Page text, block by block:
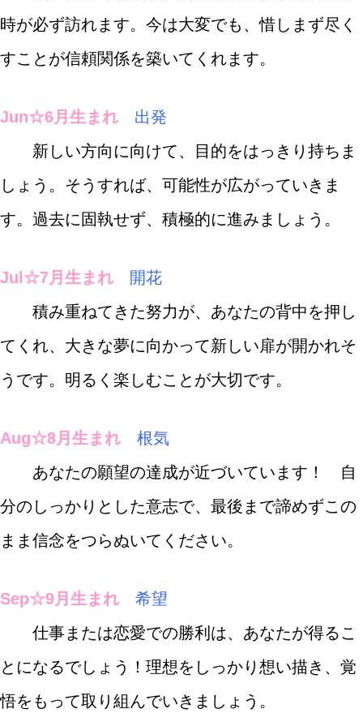
時が必ず訪れます。今は大変でも、惜しまず尽く
すことが信頼関係を築いてくれます。
Jun☆6月生まれ
出発
新しい方向に向けて、目的をはっきり持ちま
しょう。そうすれば、可能性が広がっていきま
す。過去に固執せず、積極的に進みましょう。
Jul☆7月生まれ
開花
積み重ねてきた努力が、あなたの背中を押し
てくれ、大きな夢に向かって新しい扉が開かれそ
うです。明るく楽しむことが大切です。
Aug☆8月生まれ
根気
あなたの願望の達成が近づいています！ 自
分のしっかりとした意志で、最後まで諦めずこの
まま信念をつらぬいてください。
Sep☆9月生まれ
希望
仕事または恋愛での勝利は、あなたが得るこ
とになるでしょう！理想をしっかり想い描き、覚
悟をもって取り組んでいきましょう。